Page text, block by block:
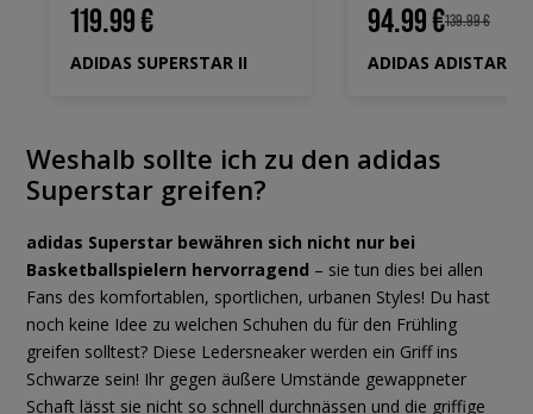
119.99 €
ADIDAS SUPERSTAR II
94.99 €139.99 €
ADIDAS ADISTAR
Weshalb sollte ich zu den adidas
Superstar greifen?
adidas Superstar bewähren sich nicht nur bei
Basketballspielern hervorragend – sie tun dies bei allen
Fans des komfortablen, sportlichen, urbanen Styles! Du hast
noch keine Idee zu welchen Schuhen du für den Frühling
greifen solltest? Diese Ledersneaker werden ein Griff ins
Schwarze sein! Ihr gegen äußere Umstände gewappneter
Schaft lässt sie nicht so schnell durchnässen und die griffige